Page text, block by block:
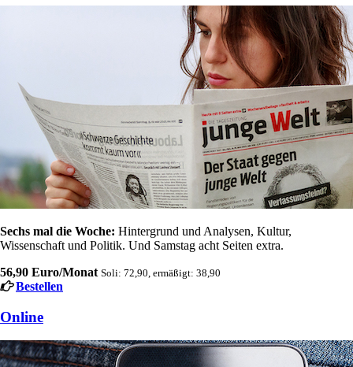
Sechs mal die Woche: Hintergrund und Analysen, Kultur,
Wissenschaft und Politik. Und Samstag acht Seiten extra.
56,90 Euro/Monat Soli: 72,90, ermäßigt: 38,90
Bestellen
Online